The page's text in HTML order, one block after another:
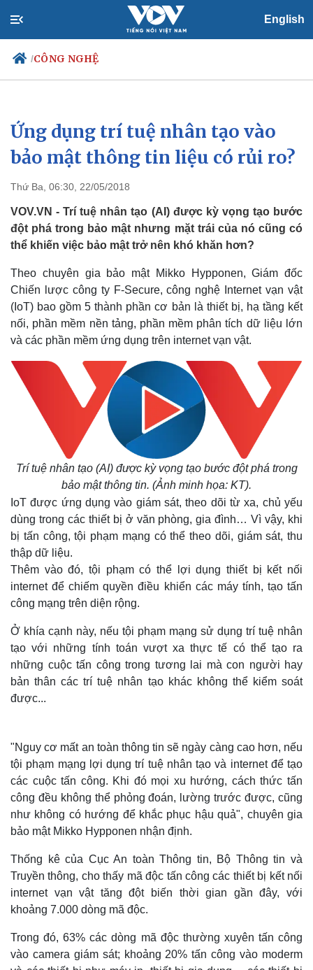
English
/CÔNG NGHỆ
Chính trị
Đảng
Tổ chức nhân sự
Nhận diện sự thật
Xã hội
Tin 24h
Dự báo thời tiết
Việc làm
Biển đảo
Ứng dụng trí tuệ nhân tạo vào
bảo mật thông tin liệu có rủi ro?
Thứ Ba, 06:30, 22/05/2018
VOV.VN - Trí tuệ nhân tạo (AI) được kỳ vọng tạo bước
đột phá trong bảo mật nhưng mặt trái của nó cũng có
thể khiến việc bảo mật trở nên khó khăn hơn?
Theo chuyên gia bảo mật Mikko Hypponen, Giám đốc
Chiến lược công ty F-Secure, công nghệ Internet vạn vật
(IoT) bao gồm 5 thành phần cơ bản là thiết bị, hạ tầng kết
nối, phần mềm nền tảng, phần mềm phân tích dữ liệu lớn
và các phần mềm ứng dụng trên internet vạn vật.
Trí tuệ nhân tạo (AI) được kỳ vọng tạo bước đột phá trong
bảo mật thông tin. (Ảnh minh họa: KT).
IoT được ứng dụng vào giám sát, theo dõi từ xa, chủ yếu
dùng trong các thiết bị ở văn phòng, gia đình… Vì vậy, khi
bị tấn công, tội phạm mạng có thể theo dõi, giám sát, thu
thập dữ liệu.
Thêm vào đó, tội phạm có thể lợi dụng thiết bị kết nối
internet để chiếm quyền điều khiển các máy tính, tạo tấn
công mạng trên diện rộng.
Ở khía cạnh này, nếu tội phạm mạng sử dụng trí tuệ nhân
tạo với những tính toán vượt xa thực tế có thể tạo ra
những cuộc tấn công trong tương lai mà con người hay
bản thân các trí tuệ nhân tạo khác không thể kiểm soát
được...
"Nguy cơ mất an toàn thông tin sẽ ngày càng cao hơn, nếu
tội phạm mạng lợi dụng trí tuệ nhân tạo và internet để tạo
các cuộc tấn công. Khi đó mọi xu hướng, cách thức tấn
công đều không thể phỏng đoán, lường trước được, cũng
như không có hướng để khắc phục hậu quả", chuyên gia
bảo mật Mikko Hypponen nhận định.
Thống kê của Cục An toàn Thông tin, Bộ Thông tin và
Truyền thông, cho thấy mã độc tấn công các thiết bị kết nối
internet vạn vật tăng đột biến thời gian gần đây, với
khoảng 7.000 dòng mã độc.
Trong đó, 63% các dòng mã độc thường xuyên tấn công
vào camera giám sát; khoảng 20% tấn công vào moderm